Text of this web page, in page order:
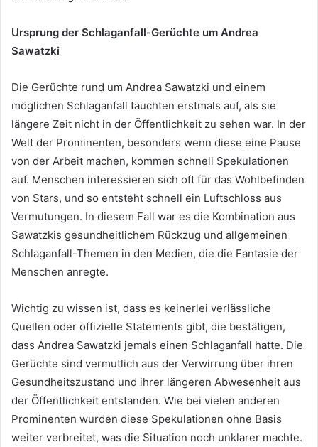
Ursprung der Schlaganfall-Gerüchte um Andrea
Sawatzki
Die Gerüchte rund um Andrea Sawatzki und einem
möglichen Schlaganfall tauchten erstmals auf, als sie
längere Zeit nicht in der Öffentlichkeit zu sehen war. In der
Welt der Prominenten, besonders wenn diese eine Pause
von der Arbeit machen, kommen schnell Spekulationen
auf. Menschen interessieren sich oft für das Wohlbefinden
von Stars, und so entsteht schnell ein Luftschloss aus
Vermutungen. In diesem Fall war es die Kombination aus
Sawatzkis gesundheitlichem Rückzug und allgemeinen
Schlaganfall-Themen in den Medien, die die Fantasie der
Menschen anregte.
Wichtig zu wissen ist, dass es keinerlei verlässliche
Quellen oder offizielle Statements gibt, die bestätigen,
dass Andrea Sawatzki jemals einen Schlaganfall hatte. Die
Gerüchte sind vermutlich aus der Verwirrung über ihren
Gesundheitszustand und ihrer längeren Abwesenheit aus
der Öffentlichkeit entstanden. Wie bei vielen anderen
Prominenten wurden diese Spekulationen ohne Basis
weiter verbreitet, was die Situation noch unklarer machte.